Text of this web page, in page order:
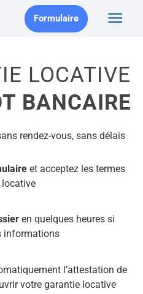
Formulaire
LOCATIVE
BANCAIRE
rendez-vous, sans délais
et acceptez les termes
locative
en quelques heures si
informations
l’attestation de
votre garantie locative